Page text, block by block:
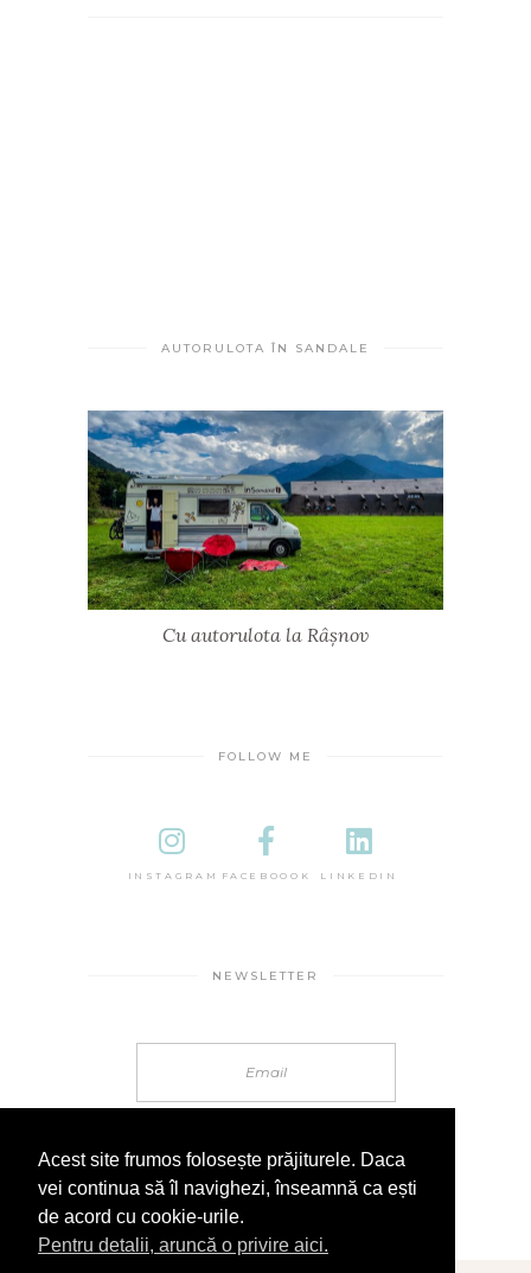
AUTORULOTA ÎN SANDALE
Cu autorulota la Râșnov
FOLLOW ME
INSTAGRAM FACEBOOOK LINKEDIN
NEWSLETTER
Acest site frumos folosește prăjiturele. Daca
vei continua să îl navighezi, înseamnă ca ești
de acord cu cookie-urile.
Pentru detalii, aruncă o privire aici.